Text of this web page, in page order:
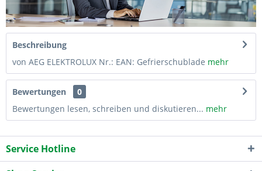
Beschreibung
von AEG ELEKTROLUX Nr.: EAN: Gefrierschublade mehr
Bewertungen
0
Bewertungen lesen, schreiben und diskutieren... mehr
Service Hotline